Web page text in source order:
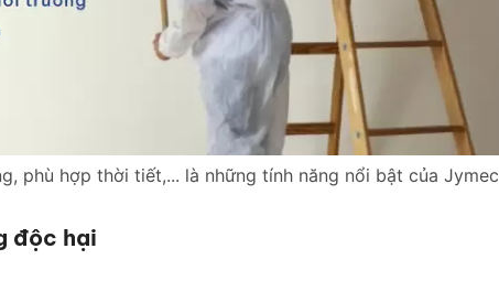
phù hợp thời tiết,... là những tính năng nổi bật của Jymec
độc hại